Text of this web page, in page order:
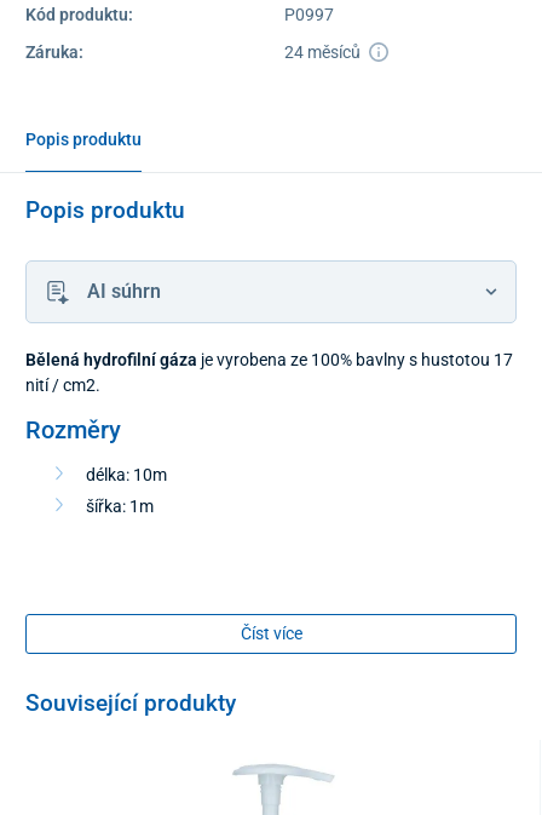
Kód produktu:
P0997
Záruka:
24 měsíců
Popis produktu
Popis produktu
AI súhrn
Bělená hydrofilní gáza je vyrobena ze 100% bavlny s hustotou 17
nití / cm2.
Rozměry
délka: 10m
šířka: 1m
Číst více
Související produkty